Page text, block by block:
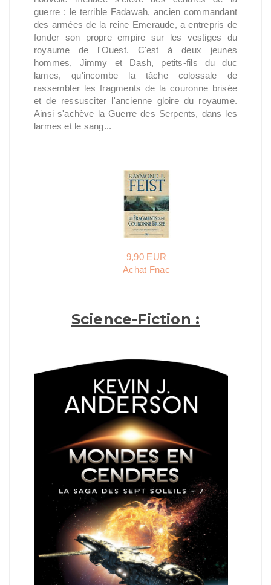
guerre : le terrible Fadawah, ancien commandant
des armées de la reine Emeraude, a entrepris de
fonder son propre empire sur les vestiges du
royaume de l'Ouest. C'est à deux jeunes
hommes, Jimmy et Dash, petits-fils du duc
lames, qu'incombe la tâche colossale de
rassembler les fragments de la couronne brisée
et de ressusciter l'ancienne gloire du royaume.
Ainsi s'achève la Guerre des Serpents, dans les
larmes et le sang...
9,90 EUR
Achat Fnac
Science-Fiction :